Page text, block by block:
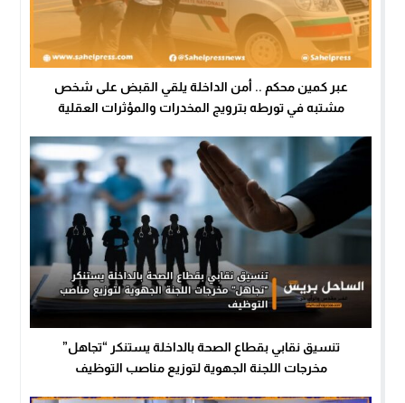
عبر كمين محكم .. أمن الداخلة يلقي القبض على شخص
مشتبه في تورطه بترويج المخدرات والمؤثرات العقلية
تنسيق نقابي بقطاع الصحة بالداخلة يستنكر “تجاهل”
مخرجات اللجنة الجهوية لتوزيع مناصب التوظيف